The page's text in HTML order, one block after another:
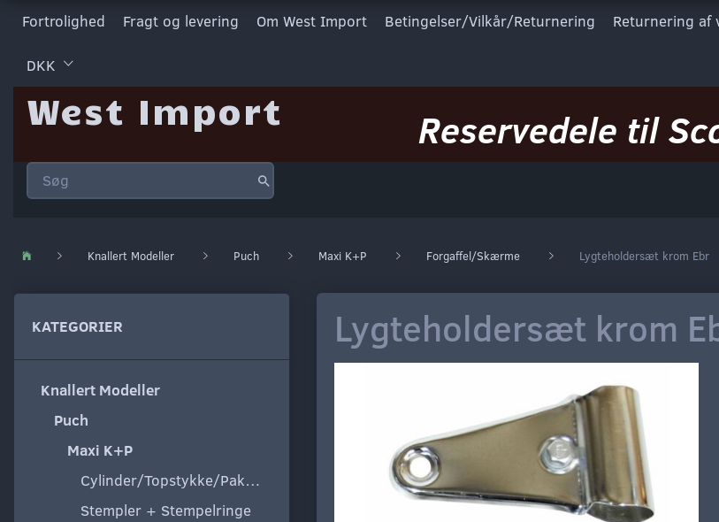
Fortrolighed Fragt og levering Om West Import Betingelser/Vilkår/Returnering Returnering af
DKK
West Import Reservedele til
Knallert Modeller Puch Maxi K+P Forgaffel/Skærme Lygteholdersæt krom Ebr
KATEGORIER
Knallert Modeller
Puch
Maxi K+P
Cylinder/Topstykke/Pakning
Stempler + Stempelringe
Lygteholdersæt krom